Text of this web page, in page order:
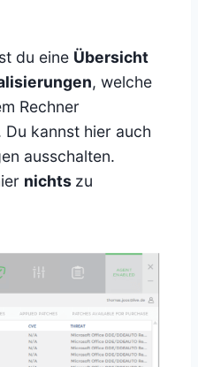
du eine Übersicht
, welche
Rechner
Du kannst hier auch
ausschalten.
nichts zu